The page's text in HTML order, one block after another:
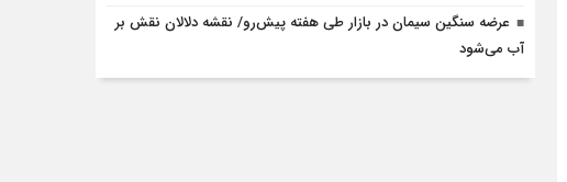
عرضه سنگین سیمان در بازار طی هفته پیش‌رو/ نقشه دلالان نقش بر
آب می‌شود